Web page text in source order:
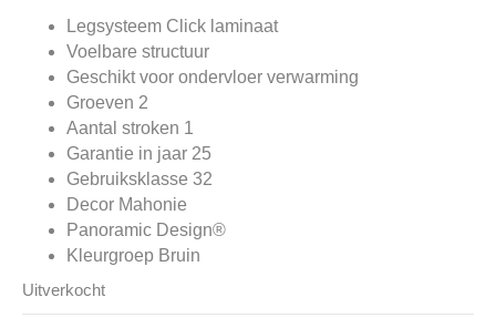
Legsysteem Click laminaat
Voelbare structuur
Geschikt voor ondervloer verwarming
Groeven 2
Aantal stroken 1
Garantie in jaar 25
Gebruiksklasse 32
Decor Mahonie
Panoramic Design®
Kleurgroep Bruin
Uitverkocht